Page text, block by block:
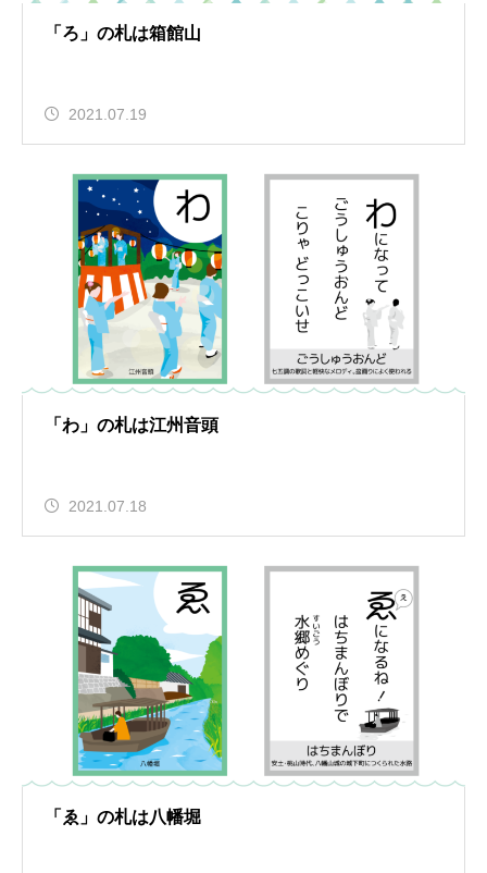
「ろ」の札は箱館山
2021.07.19
「わ」の札は江州音頭
2021.07.18
「ゑ」の札は八幡堀